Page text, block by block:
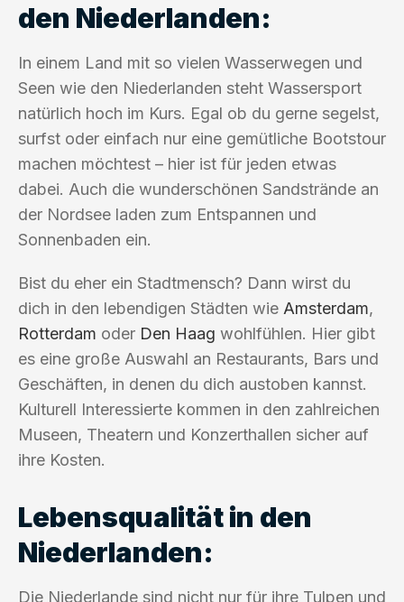
den Niederlanden:
In einem Land mit so vielen Wasserwegen und
Seen wie den Niederlanden steht Wassersport
natürlich hoch im Kurs. Egal ob du gerne segelst,
surfst oder einfach nur eine gemütliche Bootstour
machen möchtest – hier ist für jeden etwas
dabei. Auch die wunderschönen Sandstrände an
der Nordsee laden zum Entspannen und
Sonnenbaden ein.
Bist du eher ein Stadtmensch? Dann wirst du
dich in den lebendigen Städten wie Amsterdam,
Rotterdam oder Den Haag wohlfühlen. Hier gibt
es eine große Auswahl an Restaurants, Bars und
Geschäften, in denen du dich austoben kannst.
Kulturell Interessierte kommen in den zahlreichen
Museen, Theatern und Konzerthallen sicher auf
ihre Kosten.
Lebensqualität in den
Niederlanden:
Die Niederlande sind nicht nur für ihre Tulpen und